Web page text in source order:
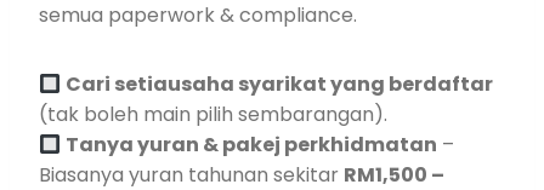
semua paperwork & compliance.
Cari setiausaha syarikat yang berdaftar
(tak boleh main pilih sembarangan).
Tanya yuran & pakej perkhidmatan –
Biasanya yuran tahunan sekitar RM1,500 –